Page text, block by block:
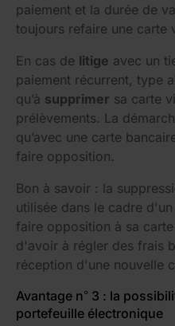
paiement et la durée de
toujours refaire une carte
En cas de litige avec un
paiement récurrent, type
qu’à supprimer sa carte
prélèvements. La
qu’avec une carte
faire opposition.
Bon à savoir : la
utilisée dans le cadre
faire opposition à sa
d'avoir à régler des frais
réception d'une nouvelle
Avantage n° 3 : la
portefeuille électronique